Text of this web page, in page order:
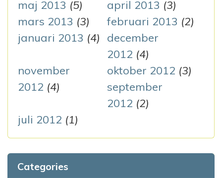
maj 2013 (5) april 2013 (3)
mars 2013 (3) februari 2013 (2)
januari 2013 (4)
december
2012 (4)
november
2012 (4)
oktober 2012 (3)
september
2012 (2)
juli 2012 (1)
Categories